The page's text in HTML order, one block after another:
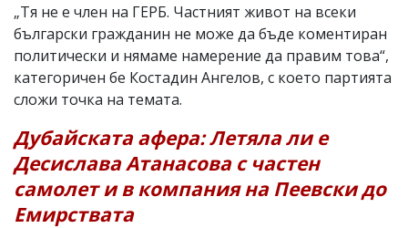
„Тя не е член на ГЕРБ. Частният живот на всеки
български гражданин не може да бъде коментиран
политически и нямаме намерение да правим това“,
категоричен бе Костадин Ангелов, с което партията
сложи точка на темата.
Дубайската афера: Летяла ли е
Десислава Атанасова с частен
самолет и в компания на Пеевски до
Емирствата